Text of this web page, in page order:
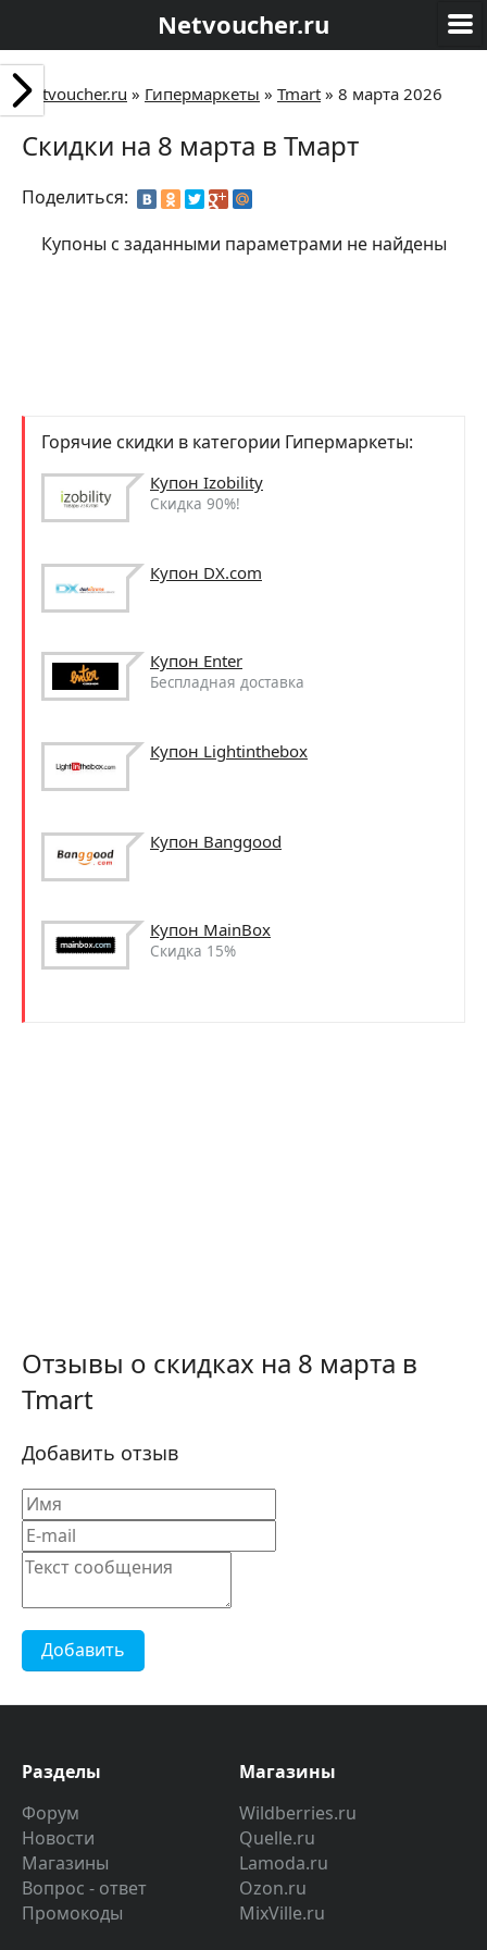
Netvoucher.ru
Netvoucher.ru » Гипермаркеты » Tmart » 8 марта 2026
Скидки на 8 марта в Тмарт
Поделиться:
Купоны с заданными параметрами не найдены
Горячие скидки в категории Гипермаркеты:
Купон Izobility
Скидка 90%!
Купон DX.com
Купон Enter
Беспладная доставка
Купон Lightinthebox
Купон Banggood
Купон MainBox
Скидка 15%
Отзывы о скидках на 8 марта в
Tmart
Добавить отзыв
Добавить
Разделы
Форум
Новости
Магазины
Вопрос - ответ
Промокоды
Магазины
Wildberries.ru
Quelle.ru
Lamoda.ru
Ozon.ru
MixVille.ru